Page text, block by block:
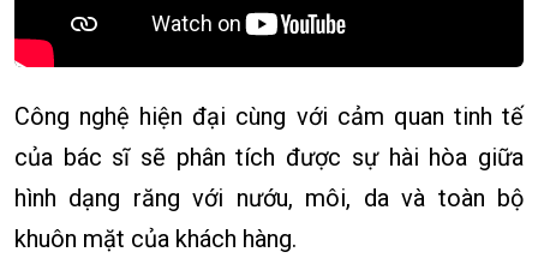
Công nghệ hiện đại cùng với cảm quan tinh tế
của bác sĩ sẽ phân tích được sự hài hòa giữa
hình dạng răng với nướu, môi, da và toàn bộ
khuôn mặt của khách hàng.